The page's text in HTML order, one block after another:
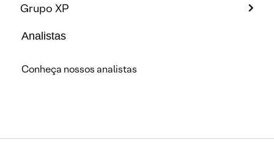
Grupo XP
Analistas
Conheça nossos analistas